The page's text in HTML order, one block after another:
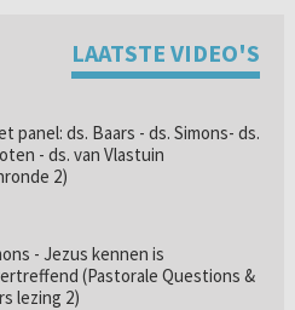
LAATSTE VIDEO'S
panel: ds. Baars - ds. Simons- ds.
- ds. van Vlastuin
2)
- Jezus kennen is
(Pastorale Questions &
lezing 2)